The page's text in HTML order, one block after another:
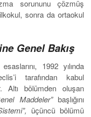
sorununu çözmüş
sonra da ortaokul
Genel Bakış
1992 yılında
tarafından kabul
Altı bölümden oluşan
Maddeler”başlığını
üçüncü bölümü